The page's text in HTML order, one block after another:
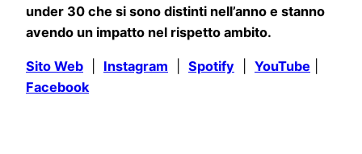
under 30 che si sono distinti nell’anno e stanno
avendo un impatto nel rispetto ambito.
Sito Web Instagram Spotify YouTube
Facebook